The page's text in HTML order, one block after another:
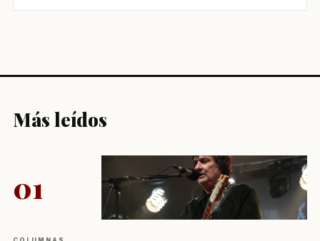
Más leídos
01